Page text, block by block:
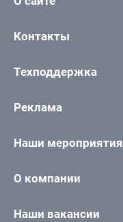
Контакты
Техподдержка
Реклама
Наши мероприятия
О компании
Наши вакансии